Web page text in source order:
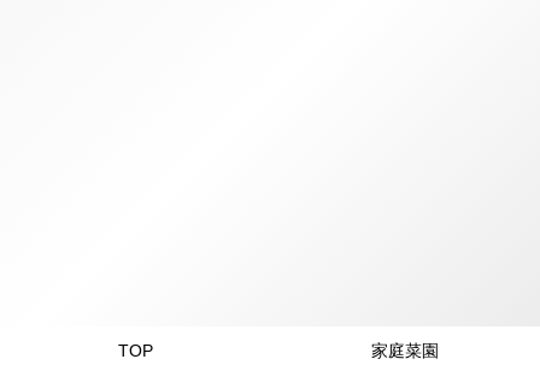
TOP 家庭菜園